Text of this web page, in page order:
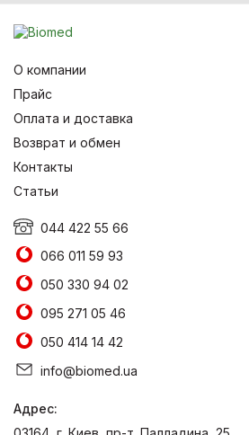
О компании
Прайс
Оплата и доставка
Возврат и обмен
Контакты
Статьи
044 422 55 66
066 011 59 93
050 330 94 02
095 271 05 46
050 414 14 42
info@biomed.ua
Адрес: